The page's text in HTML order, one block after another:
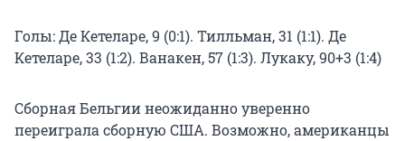
Голы: Де Кетеларе, 9 (0:1). Тилльман, 31 (1:1). Де
Кетеларе, 33 (1:2). Ванакен, 57 (1:3). Лукаку, 90+3 (1:4)
Сборная Бельгии неожиданно уверенно
переиграла сборную США. Возможно, американцы